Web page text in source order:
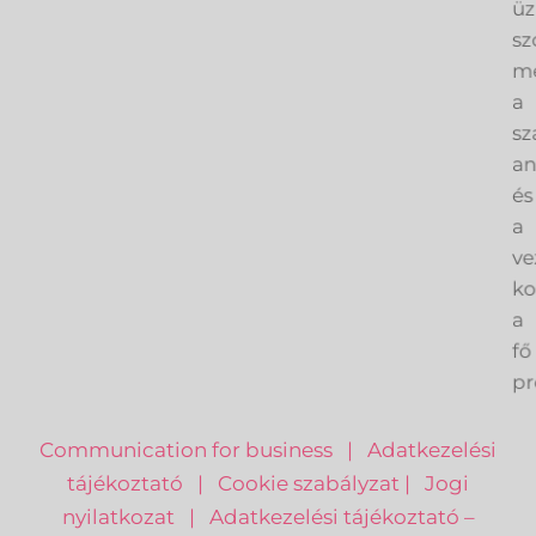
a
és
a
a
Communication for business | Adatkezelési
tájékoztató | Cookie szabályzat | Jogi
nyilatkozat | Adatkezelési tájékoztató –